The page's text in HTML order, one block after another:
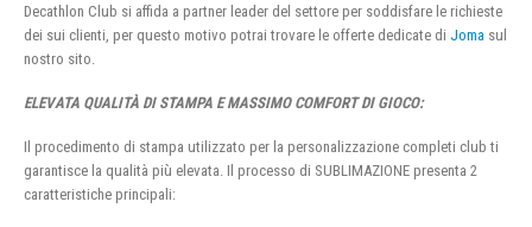
Decathlon Club si affida a partner leader del settore per soddisfare le richieste
dei sui clienti, per questo motivo potrai trovare le offerte dedicate di Joma sul
nostro sito.
ELEVATA QUALITÀ DI STAMPA E MASSIMO COMFORT DI GIOCO:
Il procedimento di stampa utilizzato per la personalizzazione completi club ti
garantisce la qualità più elevata. Il processo di SUBLIMAZIONE presenta 2
caratteristiche principali: